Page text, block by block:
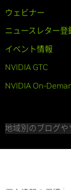
ウェビナー
ニュースレター登
イベント情報
NVIDIA GTC
NVIDIA On-
地域別のブログ